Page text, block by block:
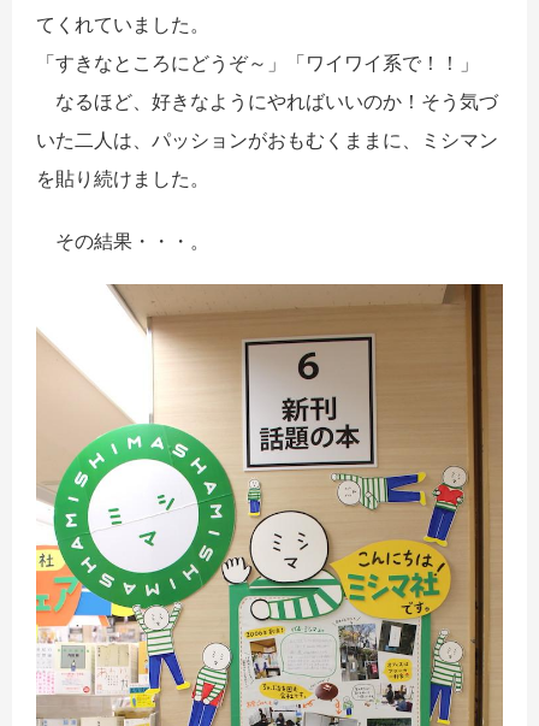
てくれていました。
「すきなところにどうぞ～」「ワイワイ系で！！」
なるほど、好きなようにやればいいのか！そう気づ
いた二人は、パッションがおもむくままに、ミシマン
を貼り続けました。
その結果・・・。